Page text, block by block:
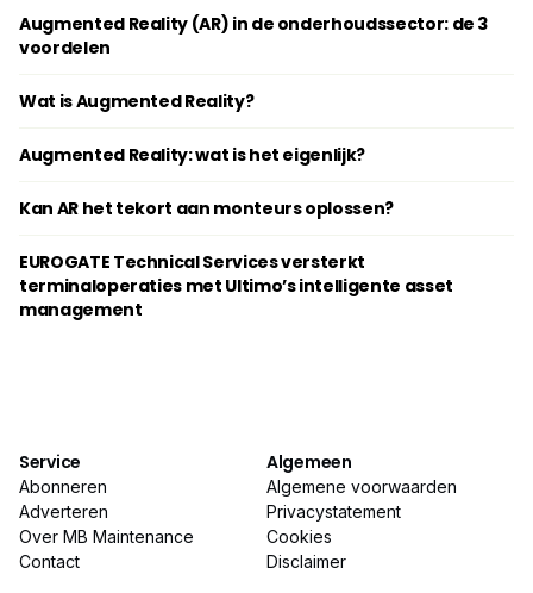
Augmented Reality (AR) in de onderhoudssector: de 3
voordelen
Wat is Augmented Reality?
Augmented Reality: wat is het eigenlijk?
Kan AR het tekort aan monteurs oplossen?
EUROGATE Technical Services versterkt
terminaloperaties met Ultimo’s intelligente asset
management
Service
Abonneren
Adverteren
Over MB Maintenance
Contact
Algemeen
Algemene voorwaarden
Privacystatement
Cookies
Disclaimer